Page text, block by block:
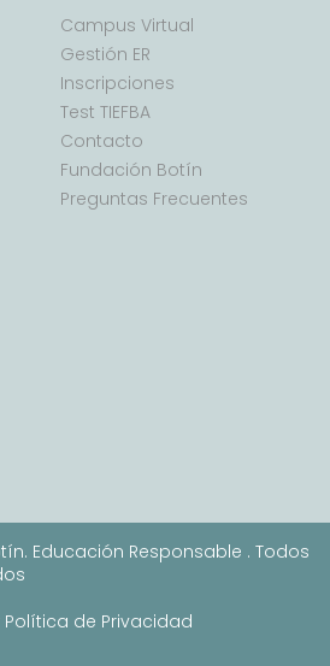
Campus Virtual
Gestión ER
Inscripciones
Test TIEFBA
Contacto
Fundación Botín
Preguntas Frecuentes
de Privacidad
Educación Responsable . Todos